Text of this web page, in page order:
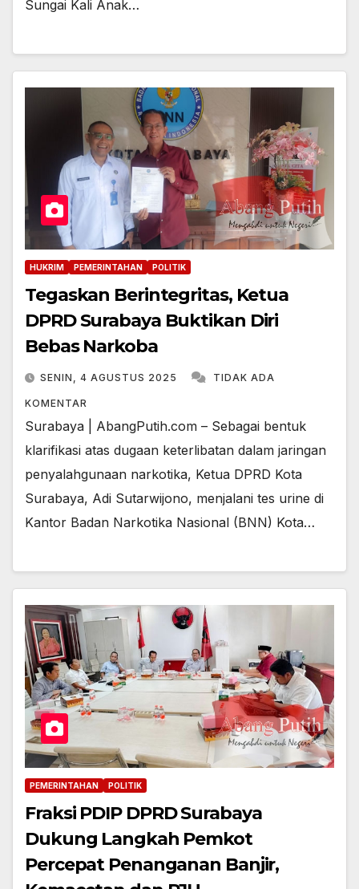
Sungai Kali Anak…
HUKRIM PEMERINTAHAN POLITIK
Tegaskan Berintegritas, Ketua
DPRD Surabaya Buktikan Diri
Bebas Narkoba
SENIN, 4 AGUSTUS 2025 TIDAK ADA
KOMENTAR
Surabaya | AbangPutih.com – Sebagai bentuk
klarifikasi atas dugaan keterlibatan dalam jaringan
penyalahgunaan narkotika, Ketua DPRD Kota
Surabaya, Adi Sutarwijono, menjalani tes urine di
Kantor Badan Narkotika Nasional (BNN) Kota…
PEMERINTAHAN POLITIK
Fraksi PDIP DPRD Surabaya
Dukung Langkah Pemkot
Percepat Penanganan Banjir,